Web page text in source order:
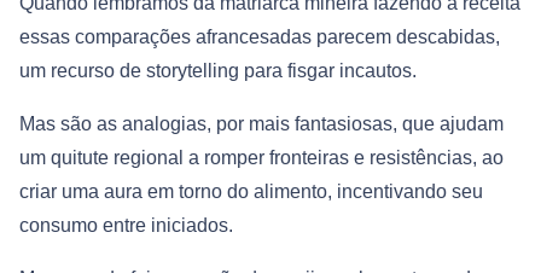
essas comparações afrancesadas parecem descabidas,
um recurso de storytelling para fisgar incautos.
Mas são as analogias, por mais fantasiosas, que ajudam
um quitute regional a romper fronteiras e resistências, ao
criar uma aura em torno do alimento, incentivando seu
consumo entre iniciados.